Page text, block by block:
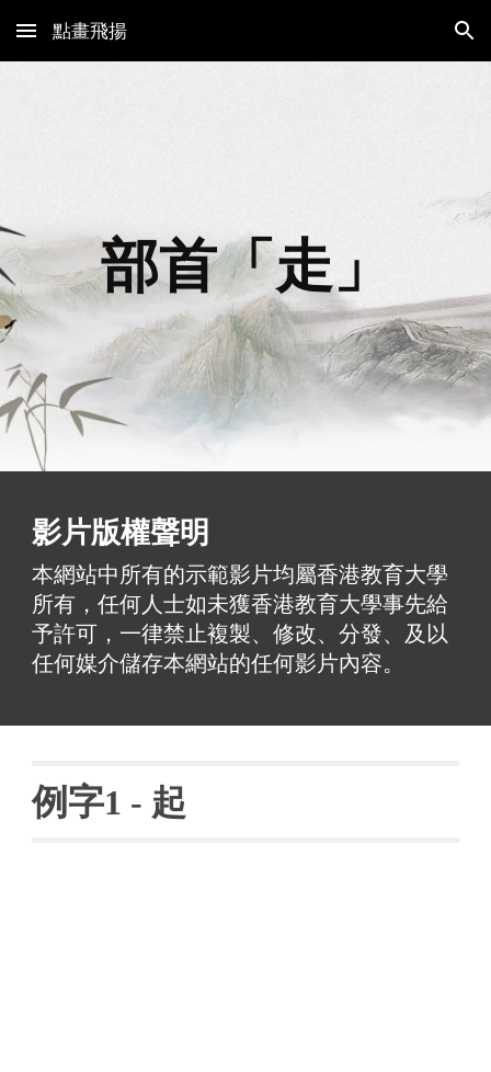
Skip to main content Skip to navigation
點畫飛揚
部首「走」
影片版權聲明
本網站中所有的示範影片均屬香港教育大學
所有，任何人士如未獲香港教育大學事先給
予許可，一律禁止複製、修改、分發、及以
任何媒介儲存本網站的任何影片內容。
例字1 - 起